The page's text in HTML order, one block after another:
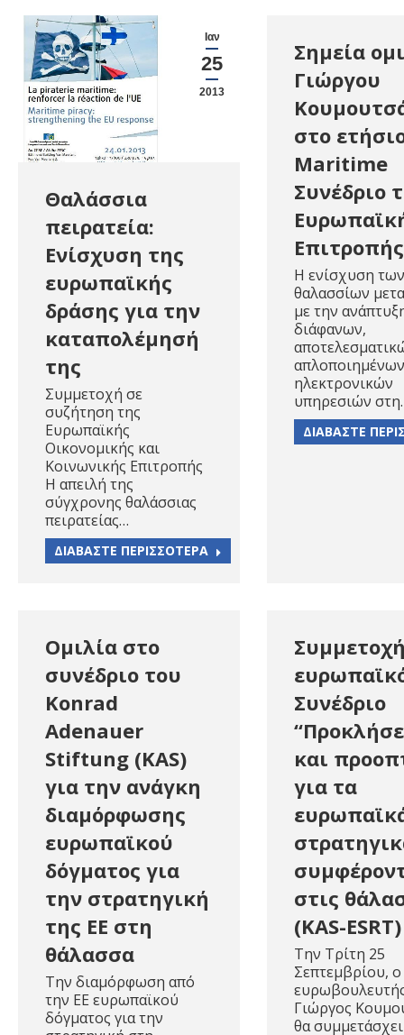
Ιαν
25
2013
Θαλάσσια
πειρατεία:
Ενίσχυση της
ευρωπαϊκής
δράσης για την
καταπολέμησή
της
Συμμετοχή σε
συζήτηση της
Ευρωπαϊκής
Οικονομικής και
Κοινωνικής Επιτροπής
Η απειλή της
σύγχρονης θαλάσσιας
πειρατείας…
ΔΙΑΒΑΣΤΕ ΠΕΡΙΣΣΟΤΕΡΑ
Σημεία
Γιώργου
στο
Maritime
Συνέδριο
Επιτροπής
Η ενίσχυση των
θαλασσίων
με την
διάφανων,
απλοποιημένων
ηλεκτρονικών
υπηρεσιών
ΔΙΑΒΑΣΤΕ
Ομιλία στο
συνέδριο του
Konrad
Adenauer
Stiftung (KAS)
για την ανάγκη
διαμόρφωσης
ευρωπαϊκού
δόγματος για
την στρατηγική
της ΕΕ στη
θάλασσα
Την διαμόρφωση από
την ΕΕ ευρωπαϊκού
δόγματος για την
Συνέδριο
και
για τα
στις
(KAS-ESRT)
Την Τρίτη 25
Σεπτεμβρίου, ο
Γιώργος
θα